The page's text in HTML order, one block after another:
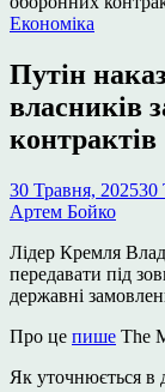
Опублікувати
Економіка
Путін
власників
контрактів
30 Травня, 202530
Артем Бойко
Лідер Кремля
передавати під
державні
Про це пише The
Як уточнюється в